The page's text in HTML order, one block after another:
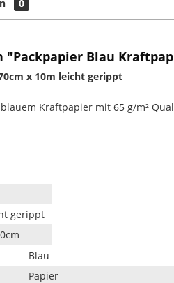
0
Blau
x 10m leicht gerippt
Kraftpapier mit 65 g/m²
gerippt
Blau
Papier